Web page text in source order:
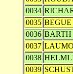
0034
0035 BEGUE
0036 BARTH
0037
0038
0039